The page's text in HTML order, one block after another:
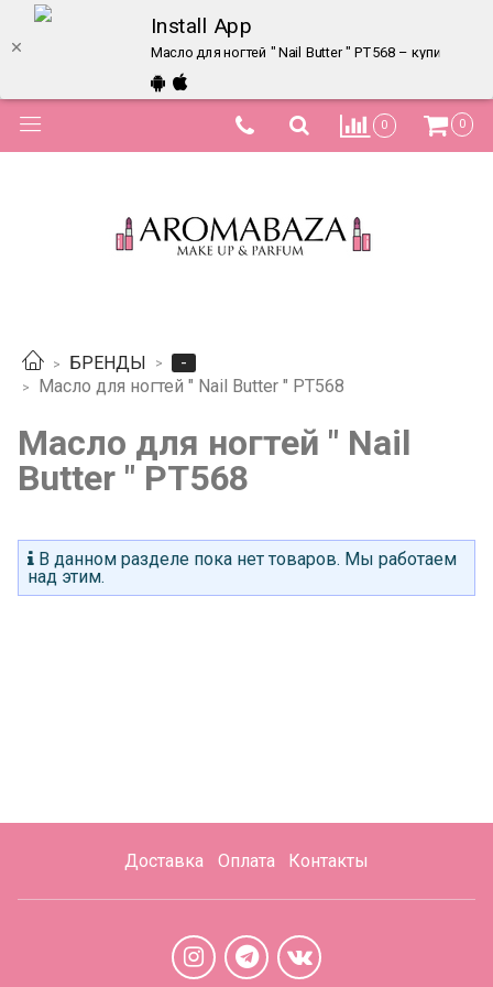
Install App
Масло для ногтей " Nail Butter " PT568 – купить в
0 0
БРЕНДЫ
-
Масло для ногтей " Nail Butter " PT568
Масло для ногтей " Nail
Butter " PT568
В данном разделе пока нет товаров. Мы работаем
над этим.
Доставка Оплата Контакты